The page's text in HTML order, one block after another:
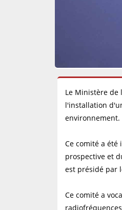
Le Ministère de
l'installation
environnement.
Ce comité a
prospective et
est présidé par
Ce comité a